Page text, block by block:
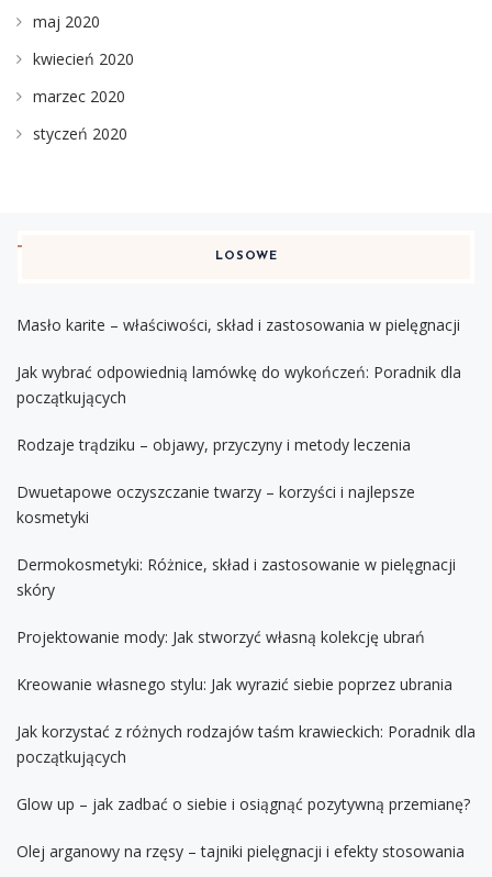
maj 2020
kwiecień 2020
marzec 2020
styczeń 2020
LOSOWE
Masło karite – właściwości, skład i zastosowania w pielęgnacji
Jak wybrać odpowiednią lamówkę do wykończeń: Poradnik dla
początkujących
Rodzaje trądziku – objawy, przyczyny i metody leczenia
Dwuetapowe oczyszczanie twarzy – korzyści i najlepsze
kosmetyki
Dermokosmetyki: Różnice, skład i zastosowanie w pielęgnacji
skóry
Projektowanie mody: Jak stworzyć własną kolekcję ubrań
Kreowanie własnego stylu: Jak wyrazić siebie poprzez ubrania
Jak korzystać z różnych rodzajów taśm krawieckich: Poradnik dla
początkujących
Glow up – jak zadbać o siebie i osiągnąć pozytywną przemianę?
Olej arganowy na rzęsy – tajniki pielęgnacji i efekty stosowania